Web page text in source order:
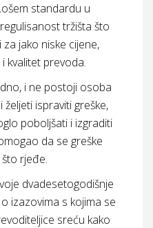
standardu u
tržišta što
jako niske cijene,
kvalitet prevoda.
i ne postoji osoba
željeti ispraviti greške,
poboljšati i izgraditi
da se greške
rjeđe.
dvadesetogodišnje
izazovima s kojima se
sreću kako